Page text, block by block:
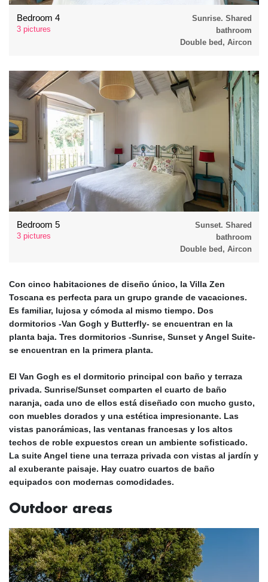
Bedroom 4
3 pictures
Sunrise. Shared
bathroom
Double bed, Aircon
Bedroom 5
3 pictures
Sunset. Shared
bathroom
Double bed, Aircon
Con cinco habitaciones de diseño único, la Villa Zen
Toscana es perfecta para un grupo grande de vacaciones.
Es familiar, lujosa y cómoda al mismo tiempo. Dos
dormitorios -Van Gogh y Butterfly- se encuentran en la
planta baja. Tres dormitorios -Sunrise, Sunset y Angel Suite-
se encuentran en la primera planta.
El Van Gogh es el dormitorio principal con baño y terraza
privada. Sunrise/Sunset comparten el cuarto de baño
naranja, cada uno de ellos está diseñado con mucho gusto,
con muebles dorados y una estética impresionante. Las
vistas panorámicas, las ventanas francesas y los altos
techos de roble expuestos crean un ambiente sofisticado.
La suite Angel tiene una terraza privada con vistas al jardín y
al exuberante paisaje. Hay cuatro cuartos de baño
equipados con modernas comodidades.
Outdoor areas